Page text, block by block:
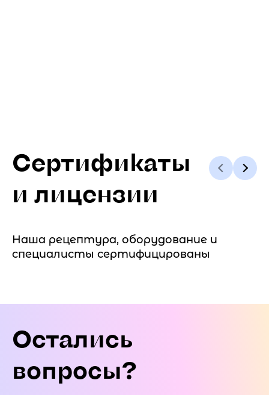
Сертификаты
и лицензии
Наша рецептура, оборудование и
специалисты сертифицированы
Остались
вопросы?